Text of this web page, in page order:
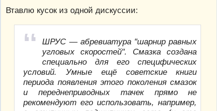
Втавлю кусок из одной дискуссии:
ШРУС — абревиатура "шарнир равных
угловых скоростей". Смазка создана
специально для его специфических
условий. Умные ещё советские книги
периода появления этого поколения смазок
и переднеприводных тачек прямо не
рекомендуют его использовать, например,